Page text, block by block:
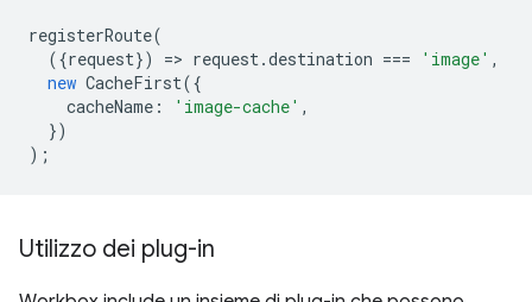
registerRoute(
({request}) => request .destination === 'image' ,
new CacheFirst({
cacheName : 'image-cache' ,
})
);
Utilizzo dei plug-in